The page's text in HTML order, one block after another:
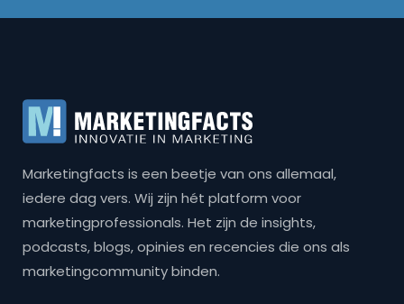
Marketingfacts is een beetje van ons allemaal,
iedere dag vers. Wij zijn hét platform voor
marketingprofessionals. Het zijn de insights,
podcasts, blogs, opinies en recencies die ons als
marketingcommunity binden.